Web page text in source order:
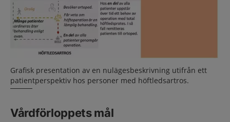
Grafisk presentation av en nulägesbeskrivning utifrån ett
patientperspektiv hos personer med höftledsartros.
Vårdförloppets mål